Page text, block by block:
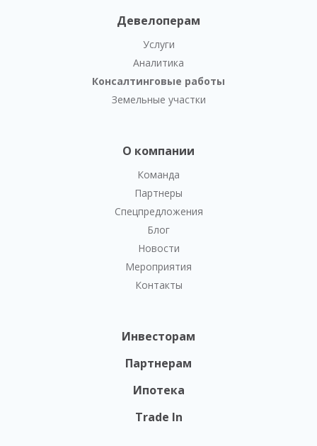
Девелоперам
Услуги
Аналитика
Консалтинговые работы
Земельные участки
О компании
Команда
Партнеры
Спецпредложения
Блог
Новости
Мероприятия
Контакты
Инвесторам
Партнерам
Ипотека
Trade In